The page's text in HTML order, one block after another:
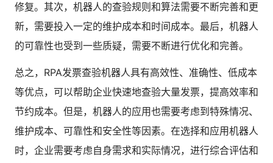
修复。其次，机器人的查验规则和算法需要不断完善和更
新，需要投入一定的维护成本和时间成本。最后，机器人
的可靠性也受到一些质疑，需要不断进行优化和完善。
总之，RPA发票查验机器人具有高效性、准确性、低成本
等优点，可以帮助企业快速地查验大量发票，提高效率和
节约成本。但是，机器人的应用也需要考虑到特殊情况、
维护成本、可靠性和安全性等因素。在选择和应用机器人
时，企业需要考虑自身需求和实际情况，进行综合评估和